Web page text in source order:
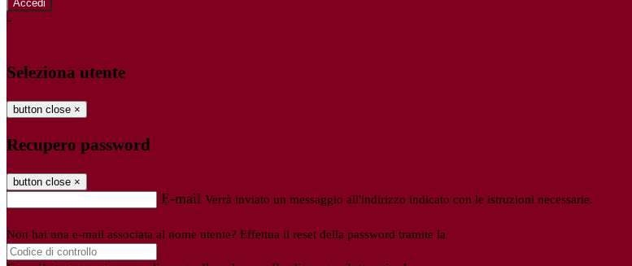
-
Seleziona utente
button close ×
Recupero password
button close ×
E-mail Verrà inviato un messaggio all'indirizzo indicato con le istruzioni necessarie.
Non hai una e-mail associata al nome utente? Effettua il reset della password tramite la